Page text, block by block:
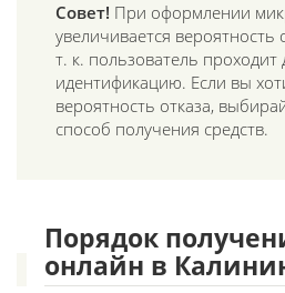
Совет! При оформлении
увеличивается вероятность
т. к. пользователь
идентификацию. Если вы
вероятность отказа,
способ получения средств.
Порядок
онлайн в